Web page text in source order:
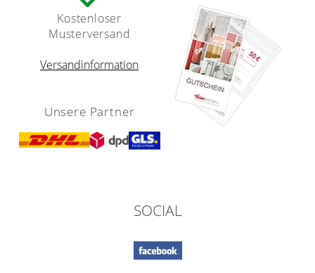
Kostenloser
Musterversand
Versandinformation
Unsere Partner
SOCIAL